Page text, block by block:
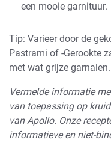
een mooie garnituur.
Tip: Varieer door de
Pastrami of -Gerookte
met wat grijze garnalen.
Vermelde informatie
van toepassing op
van Apollo. Onze
informatieve en niet-